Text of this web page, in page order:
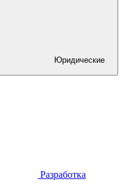
Разработка